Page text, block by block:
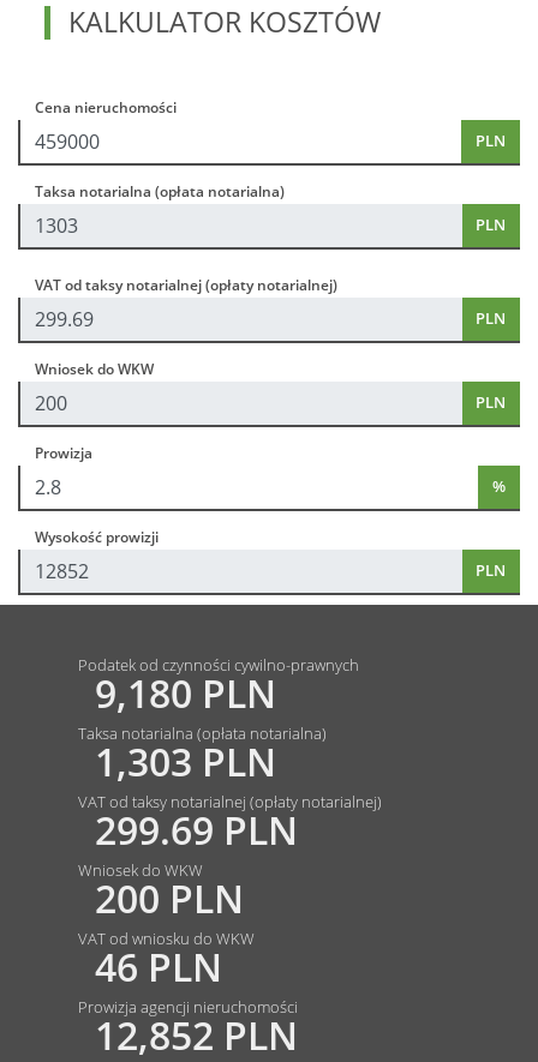
KALKULATOR KOSZTÓW
Cena nieruchomości
PLN
Taksa notarialna (opłata notarialna)
PLN
VAT od taksy notarialnej (opłaty notarialnej)
PLN
Wniosek do WKW
PLN
Prowizja
%
Wysokość prowizji
PLN
Podatek od czynności cywilno-prawnych
9,180 PLN
Taksa notarialna (opłata notarialna)
1,303 PLN
VAT od taksy notarialnej (opłaty notarialnej)
299.69 PLN
Wniosek do WKW
200 PLN
VAT od wniosku do WKW
46 PLN
Prowizja agencji nieruchomości
12,852 PLN